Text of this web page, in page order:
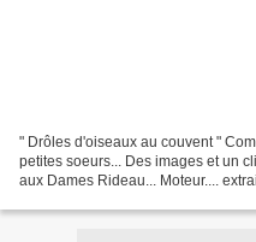
" Drôles d'oiseaux au couvent "
petites soeurs... Des images et un
aux Dames Rideau... Moteur....